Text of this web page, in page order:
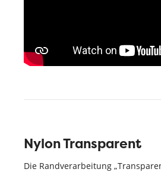
Nylon Transparent
Die Randverarbeitung